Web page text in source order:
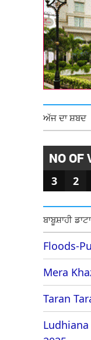
ਅੱਜ ਦਾ ਸ਼ਬਦ
NO OF
3 2
ਬਾਬੂਸ਼ਾਹੀ
Floods-
Mera
Taran